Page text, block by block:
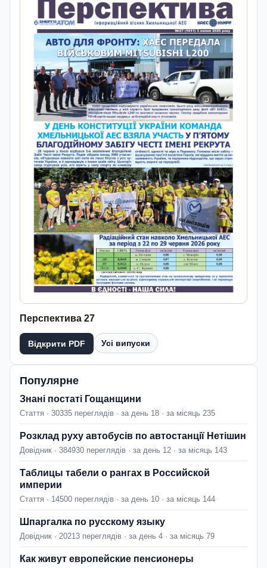
Перспектива 27
Відкрити PDF Усі випуски
Популярне
Знані постаті Гощанщини
Стаття · 30335 переглядів · за день 18 · за місяць 235
Розклад руху автобусів по автостанції Нетішин
Довідник · 384930 переглядів · за день 12 · за місяць 143
Таблицы табели о рангах в Российской
империи
Стаття · 14500 переглядів · за день 10 · за місяць 144
Шпаргалка по русскому языку
Довідник · 20213 переглядів · за день 4 · за місяць 79
Как живут европейские пенсионеры